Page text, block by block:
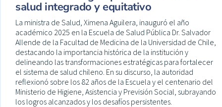
salud integrado y equitativo
La ministra de Salud, Ximena Aguilera, inauguró el año
académico 2025 en la Escuela de Salud Pública Dr. Salvador
Allende de la Facultad de Medicina de la Universidad de Chile,
destacando la importancia histórica de la institución y
delineando las transformaciones estratégicas para fortalecer
el sistema de salud chileno. En su discurso, la autoridad
reflexionó sobre los 82 años de la Escuela y el centenario del
Ministerio de Higiene, Asistencia y Previsión Social, subrayando
los logros alcanzados y los desafíos persistentes.